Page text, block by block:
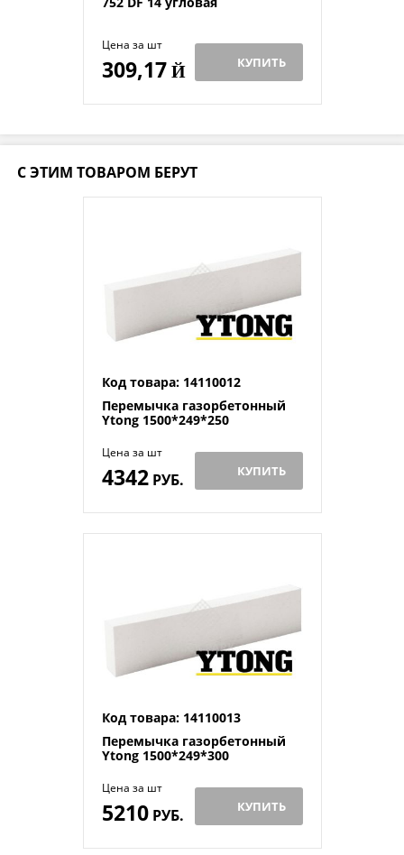
Цена за шт
309,17Й КУПИТЬ
С ЭТИМ ТОВАРОМ БЕРУТ
Код товара: 14110012
Перемычка газорбетонный
Ytong 1500*249*250
Цена за шт
4342РУБ. КУПИТЬ
Код товара: 14110013
Перемычка газорбетонный
Ytong 1500*249*300
Цена за шт
5210РУБ. КУПИТЬ